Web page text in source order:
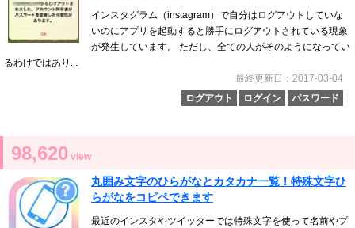
インスタグラム（instagram）で自分はログアウトしていな
いのにアプリを起動すると勝手にログアウトされている現象
が発生しています。 ただし、全ての人がそのようになってい
るわけではあり...
最終更新日：2017-03-04
ログアウト
ログイン パスワード
98,620 view
丸囲み文字のひらがなとカタカナ一覧！特殊文字ひ
らがなをコピペできます
最近のインスタやツイッターでは特殊文字を使って名前やプ